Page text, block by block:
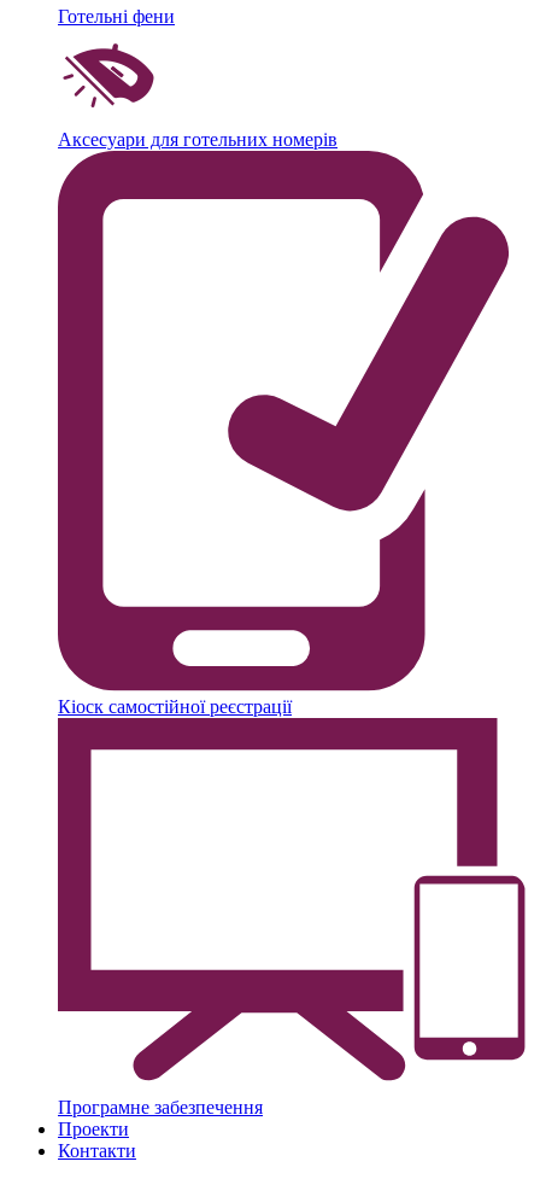
Готельні фени
Аксесуари для готельних номерів
Кіоск самостійної реєстрації
Програмне забезпечення
Проекти
Контакти